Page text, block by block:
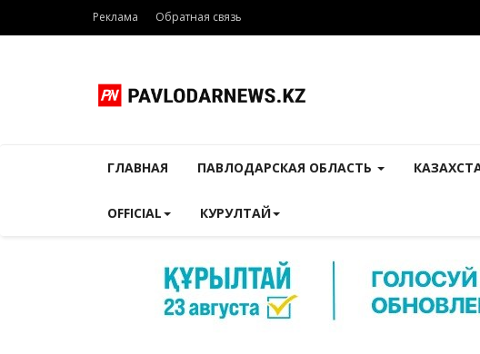
Реклама Обратная связь
ГЛАВНАЯ ПАВЛОДАРСКАЯ ОБЛАСТЬ
OFFICIAL КУРУЛТАЙ